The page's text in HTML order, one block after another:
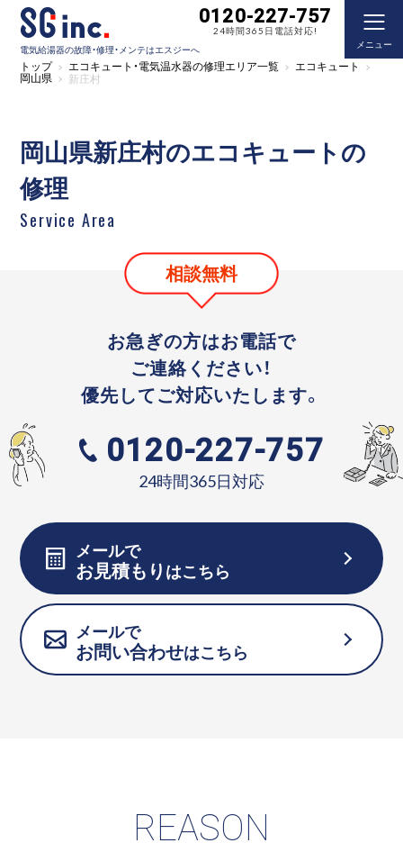
電気給湯器の故障・修理・メンテはエスジーへ
0120-227-757
24時間365日電話対応!
メニュー
トップ エコキュート・電気温水器の修理エリア一覧 エコキュート
岡山県 新庄村
岡山県新庄村のエコキュートの
修理
Service Area
相談無料
お急ぎの方はお電話で
ご連絡ください！
優先してご対応いたします。
0120-227-757
24時間365日対応
メールで
お見積もりはこちら
メールで
お問い合わせはこちら
REASON